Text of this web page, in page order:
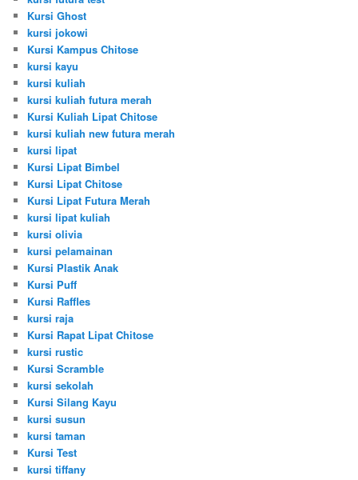
Kursi Ghost
kursi jokowi
Kursi Kampus Chitose
kursi kayu
kursi kuliah
kursi kuliah futura merah
Kursi Kuliah Lipat Chitose
kursi kuliah new futura merah
kursi lipat
Kursi Lipat Bimbel
Kursi Lipat Chitose
Kursi Lipat Futura Merah
kursi lipat kuliah
kursi olivia
kursi pelamainan
Kursi Plastik Anak
Kursi Puff
Kursi Raffles
kursi raja
Kursi Rapat Lipat Chitose
kursi rustic
Kursi Scramble
kursi sekolah
Kursi Silang Kayu
kursi susun
kursi taman
Kursi Test
kursi tiffany